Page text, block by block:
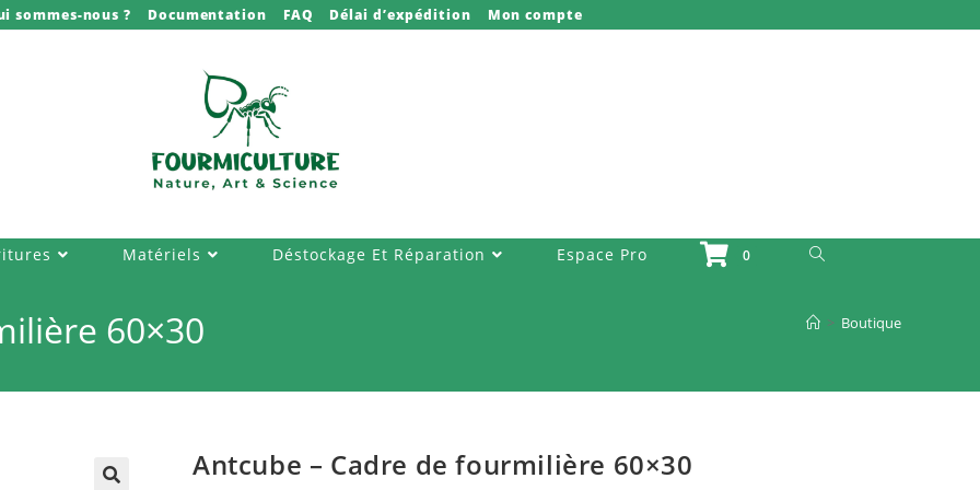
sommes-nous ? Documentation FAQ Délai d’expédition Mon compte
Matériels Déstockage Et Réparation Espace Pro 0 Toggle Website Search
60×30 > Boutique
Antcube – Cadre de fourmilière 60×30